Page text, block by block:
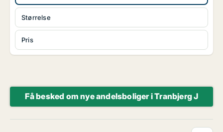
Størrelse
Pris
Få besked om nye andelsboliger i Tranbjerg J